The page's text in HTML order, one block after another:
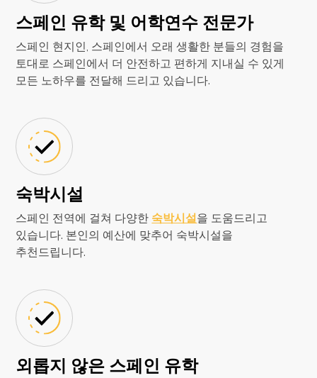
스페인 유학 및 어학연수 전문가
스페인 현지인, 스페인에서 오래 생활한 분들의 경험을
토대로 스페인에서 더 안전하고 편하게 지내실 수 있게
모든 노하우를 전달해 드리고 있습니다.
숙박시설
스페인 전역에 걸쳐 다양한 숙박시설을 도움드리고
있습니다. 본인의 예산에 맞추어 숙박시설을
추천드립니다.
외롭지 않은 스페인 유학